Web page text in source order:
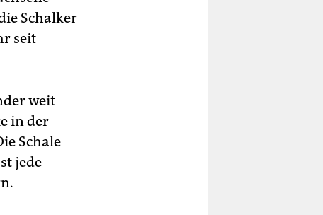
Schalker
seit
weit
in der
Schale
jede